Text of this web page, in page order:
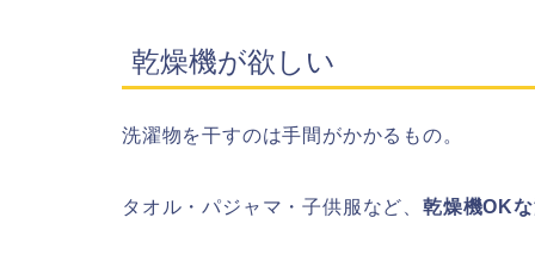
乾燥機が欲しい
洗濯物を干すのは手間がかかるもの。
タオル・パジャマ・子供服など、 乾燥機OK